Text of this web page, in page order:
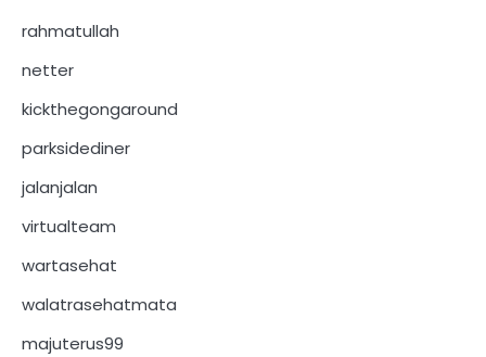
rahmatullah
netter
kickthegongaround
parksidediner
jalanjalan
virtualteam
wartasehat
walatrasehatmata
majuterus99